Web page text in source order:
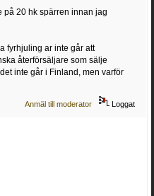
på 20 hk spärren innan jag
fyrhjuling ar inte går att
återförsäljare som sälje
inte går i Finland, men varför
Anmäl till moderator Loggat